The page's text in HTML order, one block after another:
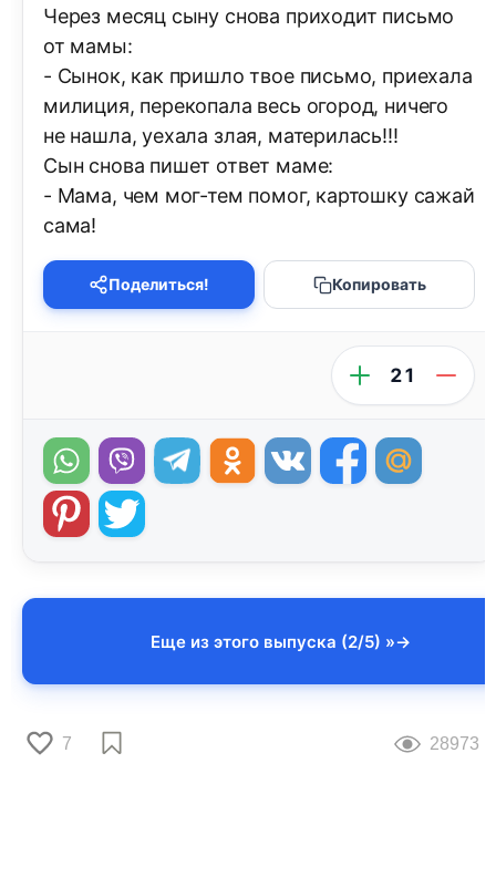
Через месяц сыну снова приходит письмо
от мамы:
- Сынок, как пришло твое письмо, приехала
милиция, перекопала весь огород, ничего
не нашла, уехала злая, материлась!!!
Сын снова пишет ответ маме:
- Мама, чем мог-тем помог, картошку сажай
сама!
Поделиться! Копировать
21
Еще из этого выпуска (2/5) »
7 28973